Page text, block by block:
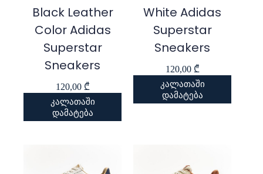
Black Leather
Color Adidas
Superstar
Sneakers
120,00 ₾
კალათაში
დამატება
White Adidas
Superstar
Sneakers
120,00 ₾
კალათაში
დამატება